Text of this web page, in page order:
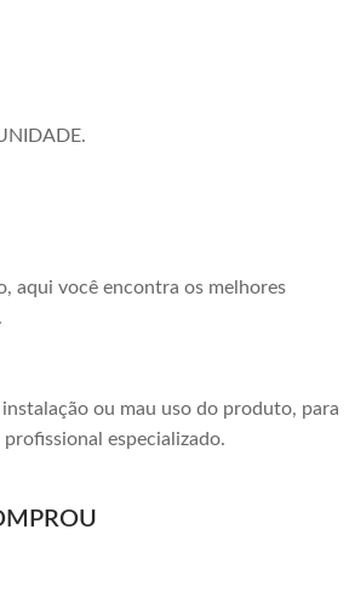
aqui você encontra os melhores
ou mau uso do produto, para
especializado.